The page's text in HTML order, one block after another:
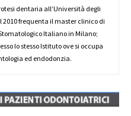
dentaria all’Università degli
2010 frequenta il master clinico di
Italiano in Milano;
lo stesso Istituto ove si occupa
ed endodonzia.